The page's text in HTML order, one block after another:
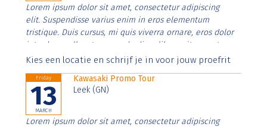
Lorem ipsum dolor sit amet, consectetur adipiscing
elit. Suspendisse varius enim in eros elementum
tristique. Duis cursus, mi quis viverra ornare, eros dolor
interdum nulla, ut commodo diam libero vitae erat.
Aenean faucibus nibh et justo cursus id rutrum lorem
Kies een locatie en schrijf je in voor jouw proefrit
Friday
13
MARCH
Kawasaki Promo Tour
Leek (GN)
Lorem ipsum dolor sit amet, consectetur adipiscing